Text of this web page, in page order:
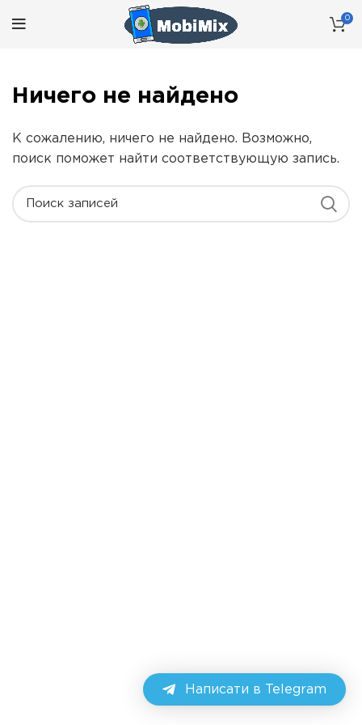
0
Ничего не найдено
К сожалению, ничего не найдено. Возможно,
поиск поможет найти соответствующую запись.
Написати в Telegram